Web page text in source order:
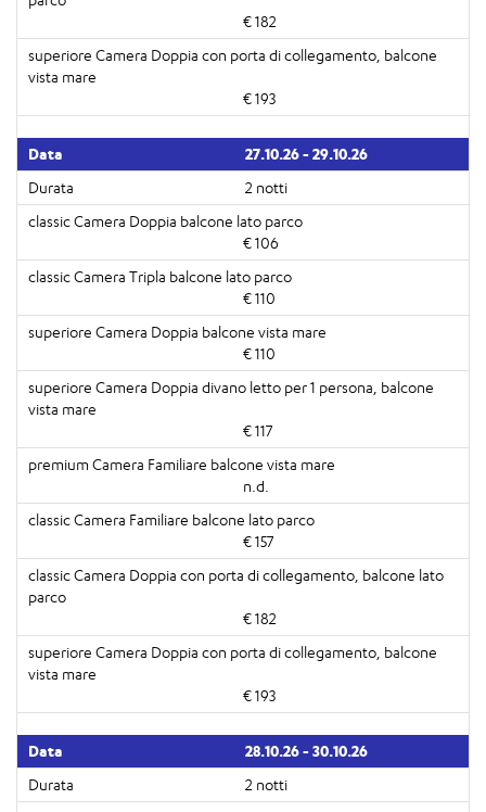
€ 182
€ 193
27.10.26 - 29.10.26
2 notti
€ 106
€ 110
€ 110
€ 117
n.d.
€ 157
€ 182
€ 193
28.10.26 - 30.10.26
2 notti